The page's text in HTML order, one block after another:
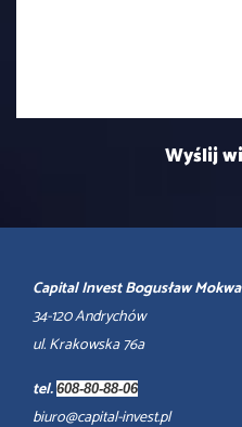
Capital Invest Bogusław Mokwa
34-120 Andrychów
ul. Krakowska 76a
tel. 608-80-88-06
biuro@capital-invest.pl